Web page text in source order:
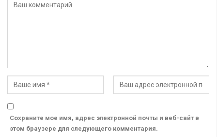
Сохраните мое имя, адрес электронной почты и веб-сайт в
этом браузере для следующего комментария.